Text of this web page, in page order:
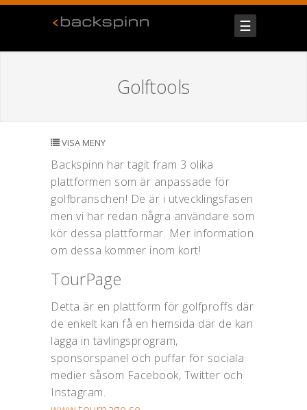
☰
Golftools
VISA MENY
Backspinn har tagit fram 3 olika
plattformen som är anpassade för
golfbranschen! De är i utvecklingsfasen
men vi har redan några användare som
kör dessa plattformar. Mer information
om dessa kommer inom kort!
TourPage
Detta är en plattform för golfproffs där
de enkelt kan få en hemsida där de kan
lägga in tävlingsprogram,
sponsorspanel och puffar för sociala
medier såsom Facebook, Twitter och
Instagram.